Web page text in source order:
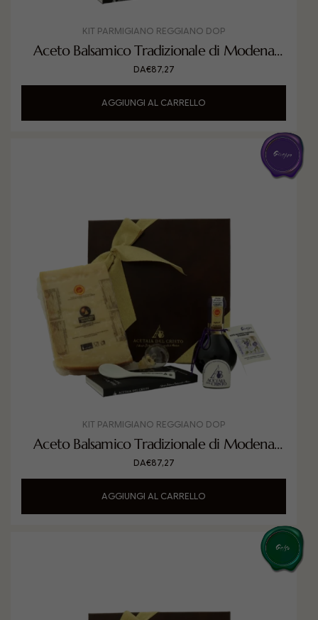
KIT PARMIGIANO REGGIANO DOP
Aceto Balsamico Tradizionale di Modena
DOP invecchiato in Ciliegio con Parmigiano
Reggiano DOP
DA€87,27
AGGIUNGI AL CARRELLO
KIT PARMIGIANO REGGIANO DOP
Aceto Balsamico Tradizionale di Modena
DOP invecchiato in Ginepro con
Parmigiano Reggiano DOP
DA€87,27
AGGIUNGI AL CARRELLO